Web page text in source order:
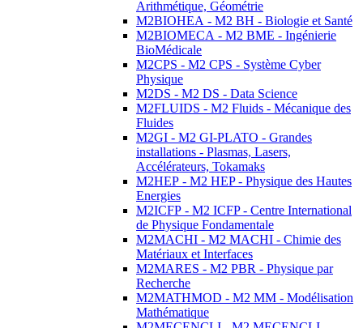
Arithmétique, Géométrie
M2BIOHEA - M2 BH - Biologie et Santé
M2BIOMECA - M2 BME - Ingénierie
BioMédicale
M2CPS - M2 CPS - Système Cyber
Physique
M2DS - M2 DS - Data Science
M2FLUIDS - M2 Fluids - Mécanique des
Fluides
M2GI - M2 GI-PLATO - Grandes
installations - Plasmas, Lasers,
Accélérateurs, Tokamaks
M2HEP - M2 HEP - Physique des Hautes
Energies
M2ICFP - M2 ICFP - Centre International
de Physique Fondamentale
M2MACHI - M2 MACHI - Chimie des
Matériaux et Interfaces
M2MARES - M2 PBR - Physique par
Recherche
M2MATHMOD - M2 MM - Modélisation
Mathématique